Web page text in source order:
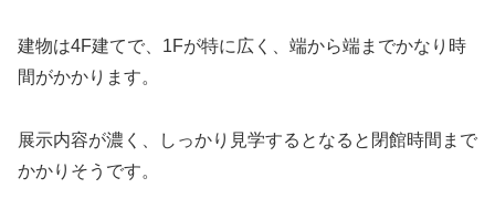
建物は4F建てで、1Fが特に広く、端から端までかなり時
間がかかります。
展示内容が濃く、しっかり見学するとなると閉館時間まで
かかりそうです。